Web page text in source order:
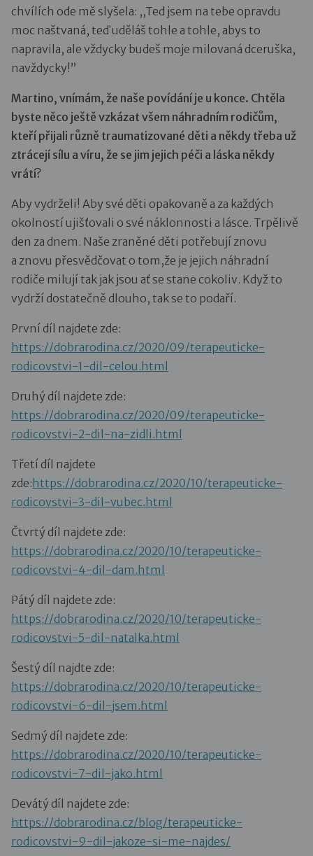
chvílích ode mě slyšela: ,,Ted jsem na tebe opravdu
moc naštvaná, teď uděláš tohle a tohle, abys to
napravila, ale vždycky budeš moje milovaná dceruška,
navždycky!”
Martino, vnímám, že naše povídání je u konce. Chtěla
byste něco ještě vzkázat všem náhradním rodičům,
kteří přijali různě traumatizované děti a někdy třeba už
ztrácejí sílu a víru, že se jim jejich péči a láska někdy
vrátí?
Aby vydrželi! Aby své děti opakovaně a za každých
okolností ujišťovali o své náklonnosti a lásce. Trpělivě
den za dnem. Naše zraněné děti potřebují znovu
a znovu přesvědčovat o tom,že je jejich náhradní
rodiče milují tak jak jsou ať se stane cokoliv. Když to
vydrží dostatečně dlouho, tak se to podaří.
První díl najdete zde:
https://dobrarodina.cz/2020/09/terapeuticke-
rodicovstvi-1-dil-celou.html
Druhý díl najdete zde:
https://dobrarodina.cz/2020/09/terapeuticke-
rodicovstvi-2-dil-na-zidli.html
Třetí díl najdete
zde:https://dobrarodina.cz/2020/10/terapeuticke-
rodicovstvi-3-dil-vubec.html
Čtvrtý díl najdete zde:
https://dobrarodina.cz/2020/10/terapeuticke-
rodicovstvi-4-dil-dam.html
Pátý díl najdete zde:
https://dobrarodina.cz/2020/10/terapeuticke-
rodicovstvi-5-dil-natalka.html
Šestý díl najdte zde:
https://dobrarodina.cz/2020/10/terapeuticke-
rodicovstvi-6-dil-jsem.html
Sedmý díl najdete zde:
https://dobrarodina.cz/2020/10/terapeuticke-
rodicovstvi-7-dil-jako.html
Devátý díl najdete zde:
https://dobrarodina.cz/blog/terapeuticke-
rodicovstvi-9-dil-jakoze-si-me-najdes/